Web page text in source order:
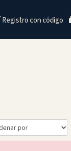
Registro con código